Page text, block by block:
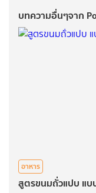
บทความอื่นๆจาก
อาหาร
สูตรขนมถั่วแปบ แบ